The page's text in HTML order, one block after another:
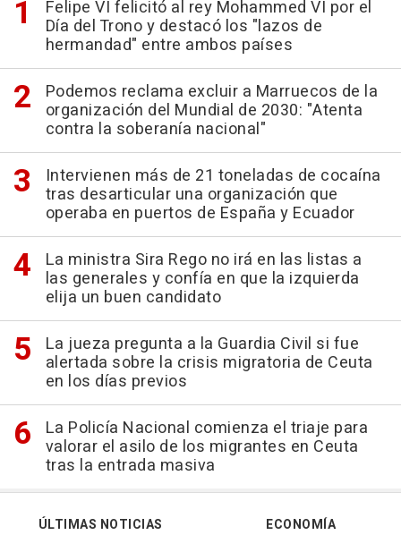
Felipe VI felicitó al rey Mohammed VI por el
Día del Trono y destacó los "lazos de
hermandad" entre ambos países
Podemos reclama excluir a Marruecos de la
organización del Mundial de 2030: "Atenta
contra la soberanía nacional"
Intervienen más de 21 toneladas de cocaína
tras desarticular una organización que
operaba en puertos de España y Ecuador
La ministra Sira Rego no irá en las listas a
las generales y confía en que la izquierda
elija un buen candidato
La jueza pregunta a la Guardia Civil si fue
alertada sobre la crisis migratoria de Ceuta
en los días previos
La Policía Nacional comienza el triaje para
valorar el asilo de los migrantes en Ceuta
tras la entrada masiva
ÚLTIMAS NOTICIAS
ECONOMÍA